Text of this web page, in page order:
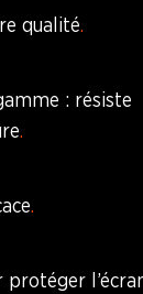
qualité
: résiste
protéger